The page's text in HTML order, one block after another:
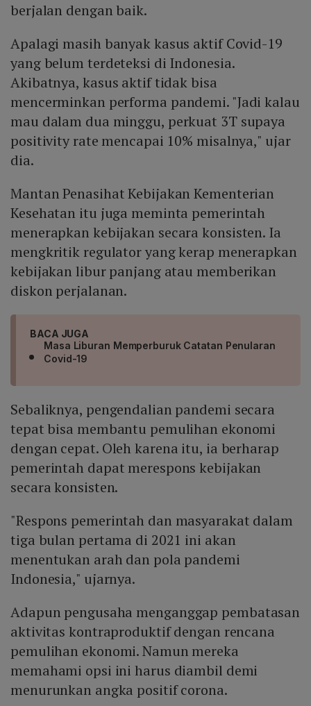
berjalan dengan baik.
Apalagi masih banyak kasus aktif Covid-19
yang belum terdeteksi di Indonesia.
Akibatnya, kasus aktif tidak bisa
mencerminkan performa pandemi. "Jadi kalau
mau dalam dua minggu, perkuat 3T supaya
positivity rate mencapai 10% misalnya," ujar
dia.
Mantan Penasihat Kebijakan Kementerian
Kesehatan itu juga meminta pemerintah
menerapkan kebijakan secara konsisten. Ia
mengkritik regulator yang kerap menerapkan
kebijakan libur panjang atau memberikan
diskon perjalanan.
BACA JUGA
Masa Liburan Memperburuk Catatan Penularan
Covid-19
Sebaliknya, pengendalian pandemi secara
tepat bisa membantu pemulihan ekonomi
dengan cepat. Oleh karena itu, ia berharap
pemerintah dapat merespons kebijakan
secara konsisten.
"Respons pemerintah dan masyarakat dalam
tiga bulan pertama di 2021 ini akan
menentukan arah dan pola pandemi
Indonesia," ujarnya.
Adapun pengusaha menganggap pembatasan
aktivitas kontraproduktif dengan rencana
pemulihan ekonomi. Namun mereka
memahami opsi ini harus diambil demi
menurunkan angka positif corona.